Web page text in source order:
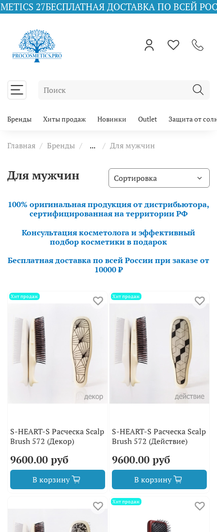
27БЕСПЛАТНАЯ ДОСТАВКА ПО ВСЕЙ
Бренды Хиты продаж Новинки Outlet Защита от
Главная Бренды ... Для мужчин
Для мужчин
100% оригинальная продукция от дистрибьютора,
сертифицированная на территории РФ
Консультация косметолога и эффективный
подбор косметики в подарок
Бесплатная доставка по всей России при заказе от
10000 ₽
Хит продаж
S-HEART-S Расческа Scalp
Brush 572 (Декор)
9600.00 руб
В корзину
Хит продаж
S-HEART-S Расческа Scalp
Brush 572 (Действие)
9600.00 руб
В корзину
Хит продаж